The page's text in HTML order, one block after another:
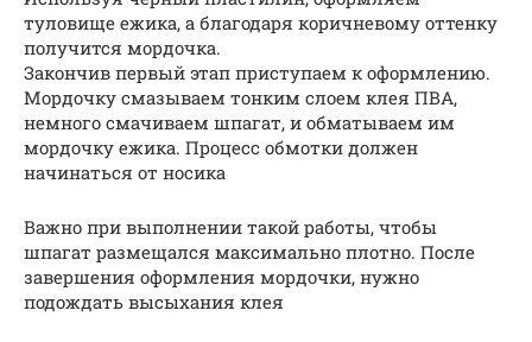
туловище ежика, а благодаря коричневому оттенку
получится мордочка.
Закончив первый этап приступаем к оформлению.
Мордочку смазываем тонким слоем клея ПВА,
немного смачиваем шпагат, и обматываем им
мордочку ежика. Процесс обмотки должен
начинаться от носика
Важно при выполнении такой работы, чтобы
шпагат размещался максимально плотно. После
завершения оформления мордочки, нужно
подождать высыхания клея